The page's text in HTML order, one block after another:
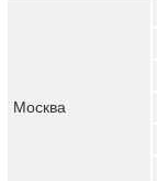
Москва